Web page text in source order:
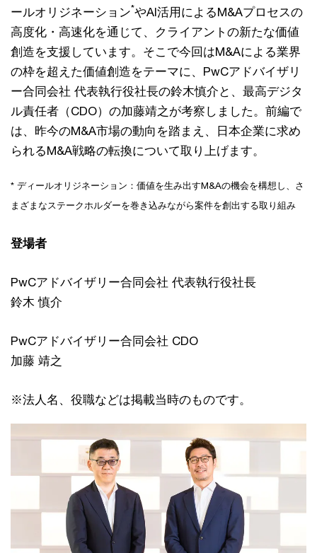
ールオリジネーション*やAI活用によるM&Aプロセスの
高度化・高速化を通じて、クライアントの新たな価値
創造を支援しています。そこで今回はM&Aによる業界
の枠を超えた価値創造をテーマに、PwCアドバイザリ
ー合同会社 代表執行役社長の鈴木慎介と、最高デジタ
ル責任者（CDO）の加藤靖之が考察しました。前編で
は、昨今のM&A市場の動向を踏まえ、日本企業に求め
られるM&A戦略の転換について取り上げます。
* ディールオリジネーション：価値を生み出すM&Aの機会を構想し、さ
まざまなステークホルダーを巻き込みながら案件を創出する取り組み
登場者
PwCアドバイザリー合同会社 代表執行役社長
鈴木 慎介
PwCアドバイザリー合同会社 CDO
加藤 靖之
※法人名、役職などは掲載当時のものです。